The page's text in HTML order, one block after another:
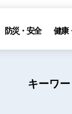
防災・安全 健康
キーワ